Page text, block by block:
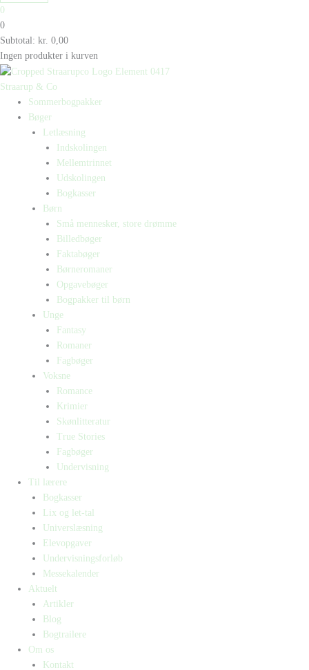
0
0
Subtotal: kr. 0,00
Ingen produkter i kurven
Straarup & Co
Sommerbogpakker
Bøger
Letlæsning
Indskolingen
Mellemtrinnet
Udskolingen
Bogkasser
Børn
Små mennesker, store drømme
Billedbøger
Faktabøger
Børneromaner
Opgavebøger
Bogpakker til børn
Unge
Fantasy
Romaner
Fagbøger
Voksne
Romance
Krimier
Skønlitteratur
True Stories
Fagbøger
Undervisning
Til lærere
Bogkasser
Lix og let-tal
Universlæsning
Elevopgaver
Undervisningsforløb
Messekalender
Aktuelt
Artikler
Blog
Bogtrailere
Om os
Kontakt